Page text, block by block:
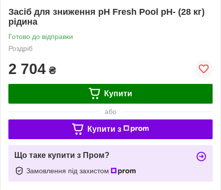
Засіб для зниження pH Fresh Pool pH- (28 кг)
рідина
Готово до відправки
Роздріб
2 704 ₴
Купити
або
Купити з
Що таке купити з Пром?
Замовлення під захистом